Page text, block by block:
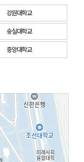
강원대학교
숭실대학교
중앙대학교